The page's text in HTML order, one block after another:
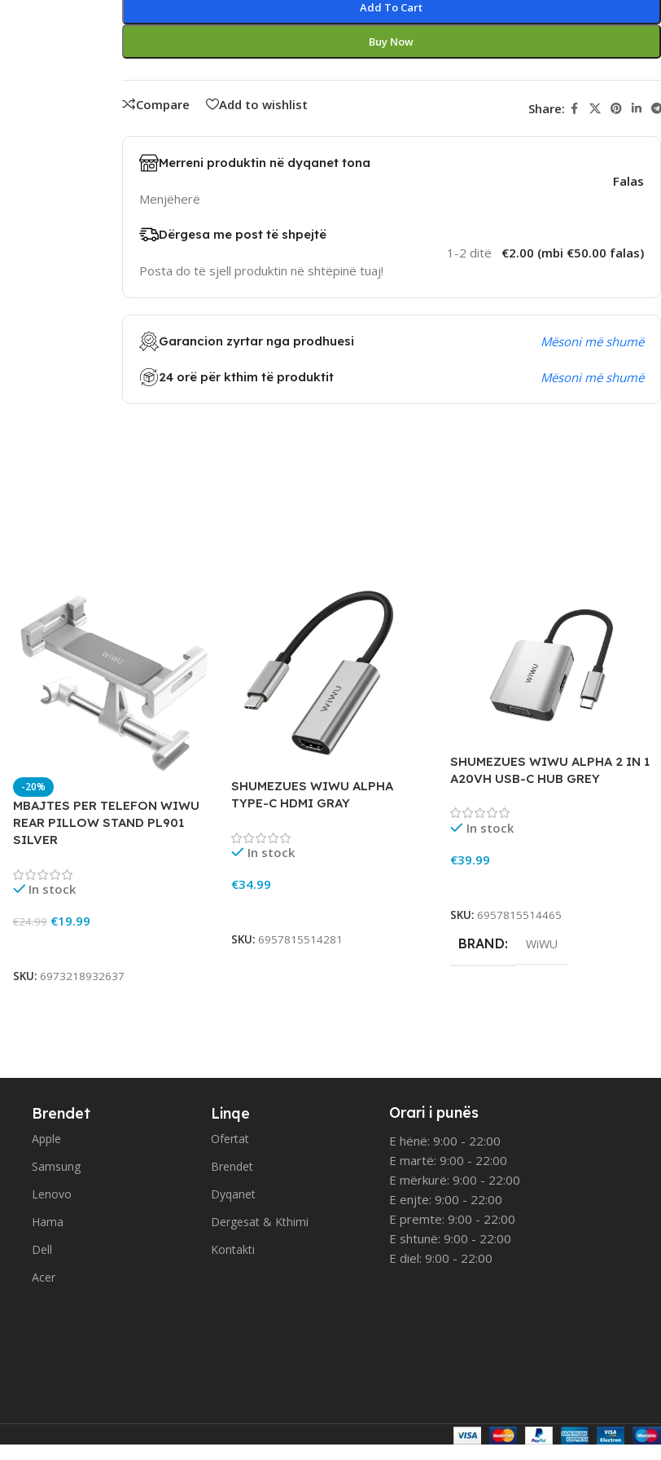
Add To Cart
Buy Now
Compare Add to wishlist Share:
Merreni produktin në dyqanet tona
Menjëherë
Falas
Dërgesa me post të shpejtë
Posta do të sjell produktin në shtëpinë tuaj!
1-2 ditë €2.00 (mbi €50.00 falas)
Garancion zyrtar nga prodhuesi Mësoni më shumë
24 orë për kthim të produktit Mësoni më shumë
-20%
MBAJTES PER TELEFON WIWU
REAR PILLOW STAND PL901
SILVER
In stock
€24.99 €19.99
SKU: 6973218932637
SHUMEZUES WIWU ALPHA
TYPE-C HDMI GRAY
In stock
€34.99
SKU: 6957815514281
SHUMEZUES WIWU ALPHA 2 IN 1
A20VH USB-C HUB GREY
In stock
€39.99
SKU: 6957815514465
BRAND WiWU
Brendet
Apple
Samsung
Lenovo
Hama
Dell
Acer
Linqe
Ofertat
Brendet
Dyqanet
Dergesat & Kthimi
Kontakti
Orari i punës
E hënë: 9:00 - 22:00
E martë: 9:00 - 22:00
E mërkurë: 9:00 - 22:00
E enjte: 9:00 - 22:00
E premte: 9:00 - 22:00
E shtunë: 9:00 - 22:00
E diel: 9:00 - 22:00